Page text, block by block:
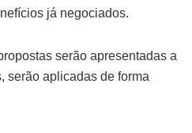
já negociados.
serão apresentadas a
serão aplicadas de forma